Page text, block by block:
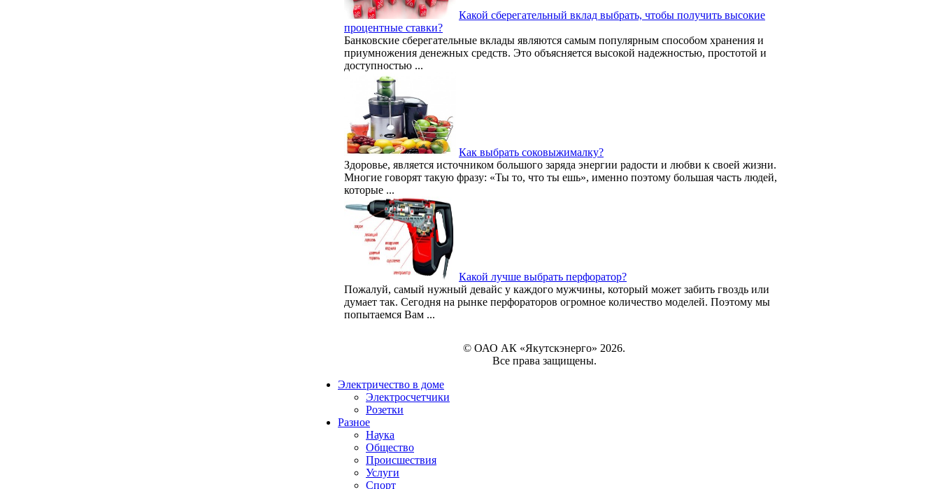
Какой сберегательный вклад выбрать, чтобы получить высокие
процентные ставки?
Банковские сберегательные вклады являются самым популярным способом хранения и
приумножения денежных средств. Это объясняется высокой надежностью, простотой и
доступностью ...
Как выбрать соковыжималку?
Здоровье, является источником большого заряда энергии радости и любви к своей жизни.
Многие говорят такую фразу: «Ты то, что ты ешь», именно поэтому большая часть людей,
которые ...
Какой лучше выбрать перфоратор?
Пожалуй, самый нужный девайс у каждого мужчины, который может забить гвоздь или
думает так. Сегодня на рынке перфораторов огромное количество моделей. Поэтому мы
попытаемся Вам ...
© ОАО АК «Якутскэнерго» 2026.
Все права защищены.
Электричество в доме
Электросчетчики
Розетки
Разное
Наука
Общество
Происшествия
Услуги
Спорт